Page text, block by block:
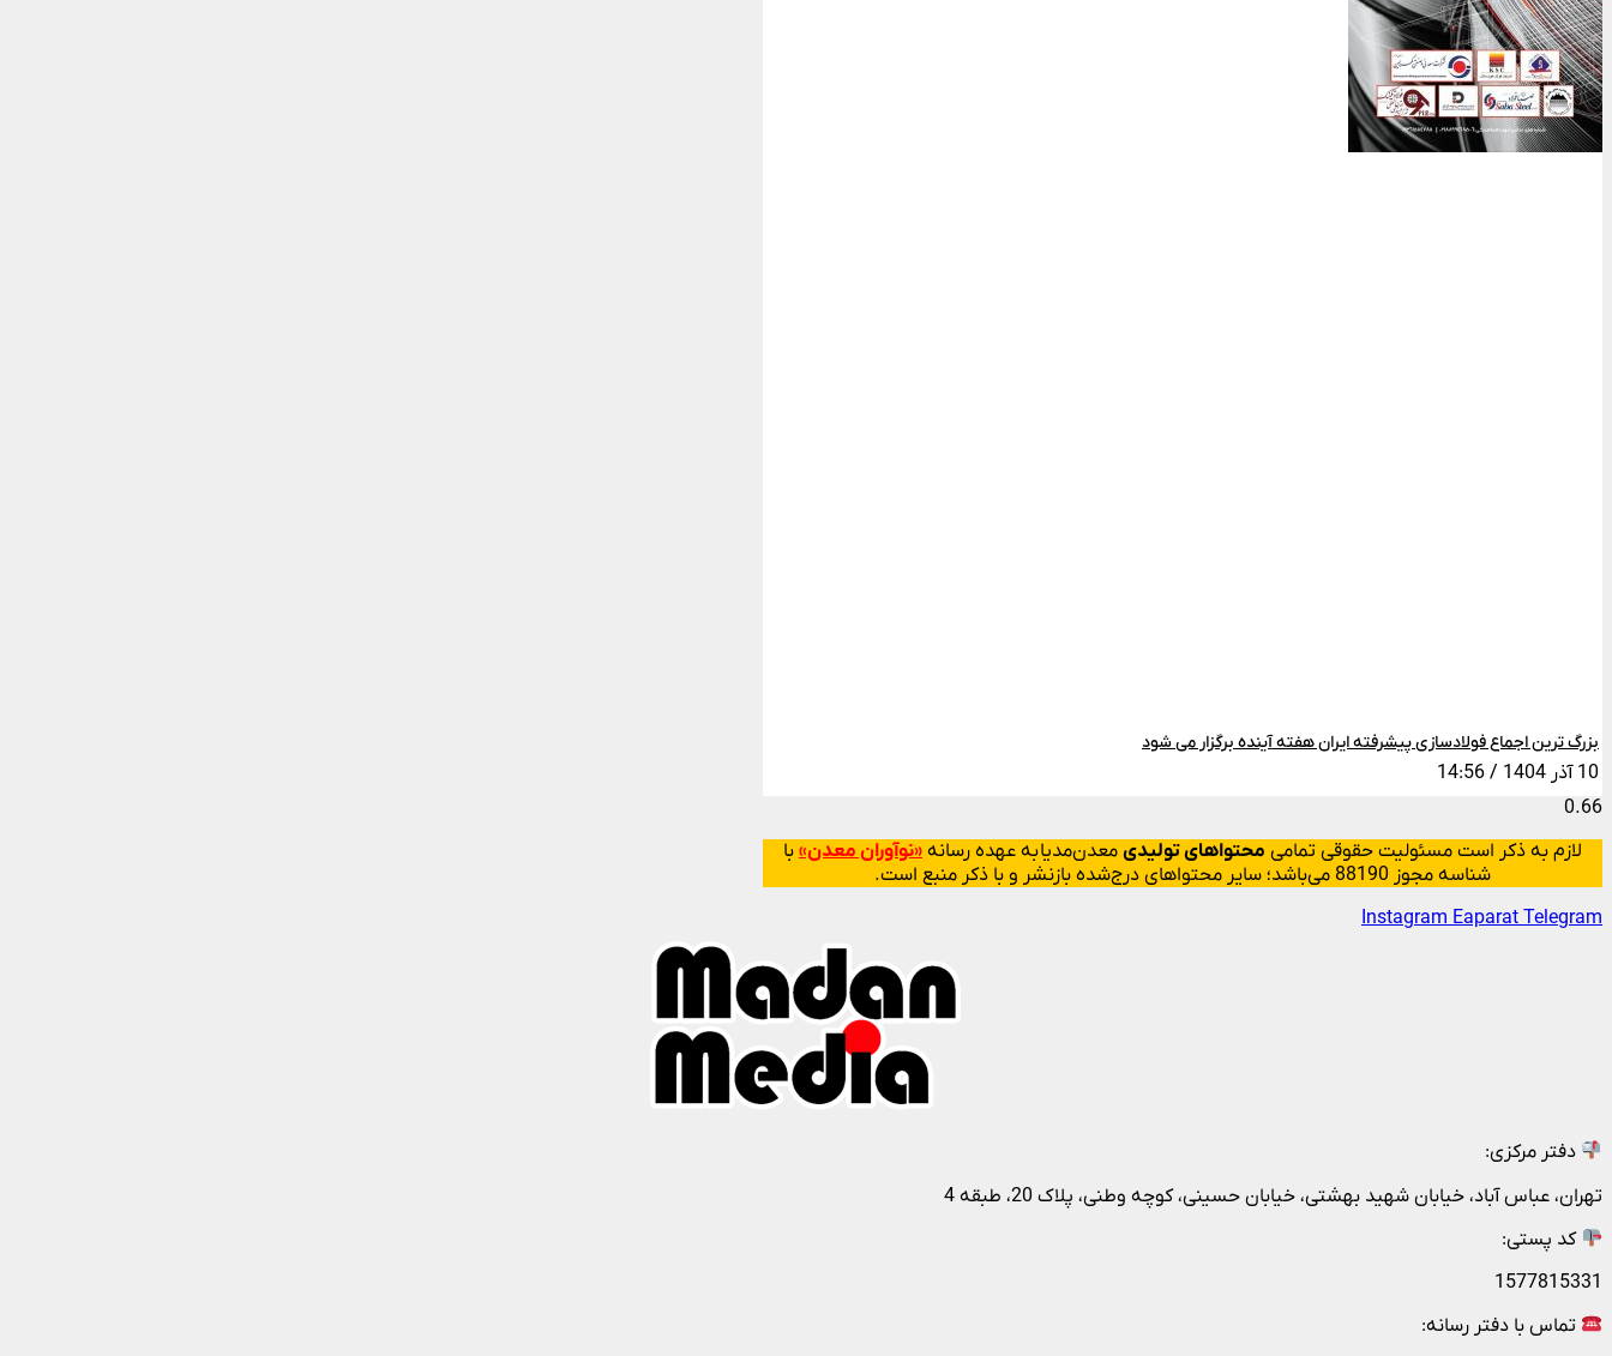
بزرگ ترین اجماع فولادسازی پیشرفته ایران هفته آینده برگزار می شود
10 آذر 1404
لازم به ذکر است مسئولیت حقوقی تمامی محتواهای تولیدی معدن‌مدیا به عهده رسانه «نوآوران معدن» با
شناسه مجوز 88190 می‌باشد؛ سایر محتواهای درج‌شده بازنشر و با ذکر منبع است.
Instagram Eaparat Telegram
دفتر مرکزی:
تهران، عباس آباد، خیابان شهید بهشتی، خیابان حسینی، کوچه وطنی، پلاک 20، طبقه 4
کد پستی:
1577815331
تماس با دفتر رسانه: